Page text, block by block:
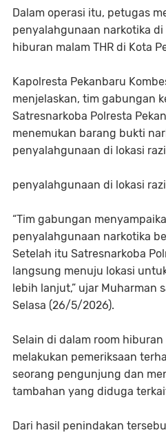
Dalam operasi itu, petugas
penyalahgunaan narkotika
hiburan malam THR di Kota
Kapolresta Pekanbaru
menjelaskan, tim gabungan
Satresnarkoba Polresta
menemukan barang bukti
penyalahgunaan di lokasi
penyalahgunaan di lokasi
“Tim gabungan
penyalahgunaan narkotika
Setelah itu Satresnarkoba
langsung menuju lokasi
lebih lanjut,” ujar Muharman
Selasa (26/5/2026).
Selain di dalam room
melakukan pemeriksaan
seorang pengunjung dan
tambahan yang diduga
Dari hasil penindakan